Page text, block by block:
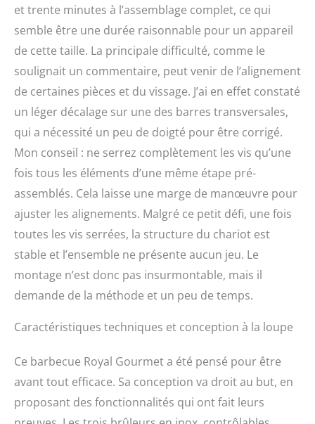
et trente minutes à l’assemblage complet, ce qui
semble être une durée raisonnable pour un appareil
de cette taille. La principale difficulté, comme le
soulignait un commentaire, peut venir de l’alignement
de certaines pièces et du vissage. J’ai en effet constaté
un léger décalage sur une des barres transversales,
qui a nécessité un peu de doigté pour être corrigé.
Mon conseil : ne serrez complètement les vis qu’une
fois tous les éléments d’une même étape pré-
assemblés. Cela laisse une marge de manœuvre pour
ajuster les alignements. Malgré ce petit défi, une fois
toutes les vis serrées, la structure du chariot est
stable et l’ensemble ne présente aucun jeu. Le
montage n’est donc pas insurmontable, mais il
demande de la méthode et un peu de temps.
Caractéristiques techniques et conception à la loupe
Ce barbecue Royal Gourmet a été pensé pour être
avant tout efficace. Sa conception va droit au but, en
proposant des fonctionnalités qui ont fait leurs